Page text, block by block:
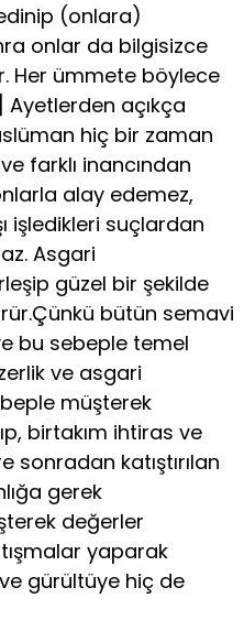
(onlara)
onlar da bilgisizce
Her ümmete böylece
Ayetlerden açıkça
hiç bir zaman
farklı inancından
alay edemez,
işledikleri suçlardan
Asgari
güzel bir şekilde
bütün semavi
bu sebeple temel
ve asgari
müşterek
birtakım ihtiras ve
sonradan katıştırılan
gerek
değerler
yaparak
gürültüye hiç de